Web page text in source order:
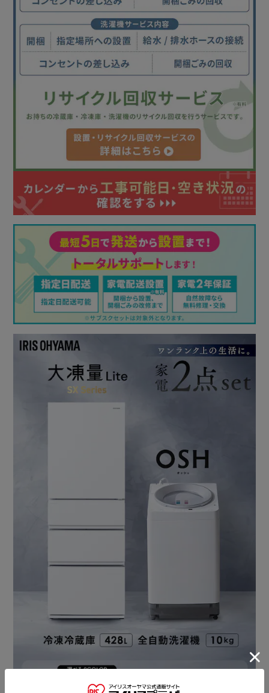
大容量タンクで詰め替えの手間を軽減します。
タンクは取り出して丸洗いできるのでいつでもキレイ。
洗濯機のフタを閉めたままでも洗剤の残量を確認することが
できます。
おっ！と驚くなるほど収納、428L。
奥行きスリム62.8cm、奥まで手が届くから、食材のとりこ
ぼしもなくせる。
でっぱりもなく動線がスムーズに。
なるほど収納で生活を豊かに、楽しく。
◆5段の引き出し
冷凍室の上下合わせて5段の引き出し設計。
ースを生み出さない。
しまL5段冷凍室でたっぷり152L、買いだめ・作り置きも安
心。
1段目：アイスやカット野菜など良く取り出すものの保存
に
2段目：作り置きや買いだめ品などの保存に
3段目：薄型トレーや冷凍ごはんなどの高さがないものの
保存に
4段目：冷凍弁当や冷凍のおかずなどの保存に
5段目：ギョーザやパスタ等の一般的な冷凍食品の保存に
自由に仕切りを配置できるから収納の幅が広がる。
【冷蔵室221L】
冷蔵室はガラス棚だからニオイ移りも少なく清潔で、汚れ
◆取り出しやすいほんのり凍結室
引き出しがおおきくひらくから、食材の出し入れがスムー
長持ちほんのり凍結モード約-3℃：肉、魚、作り置きな
◆使い切れる野菜室
1週間分の野菜が入るムダのない収納容量。
※1日当たりの野菜摂取量350gとしたとき。本製品における
野菜収納容量は2人分。